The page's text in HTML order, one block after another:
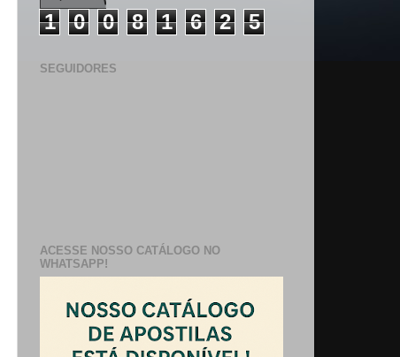
1 0 0 8 1 6 2 5
SEGUIDORES
ACESSE NOSSO CATÁLOGO NO
WHATSAPP!